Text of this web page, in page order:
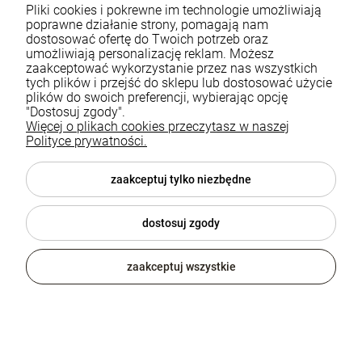
element wyposażenia sypialni
Stolik nocnyto nieodłączny element każdej
sypialni. Choć może wydawać się małym i
niepozornym meblem, jego rola w codziennym
życiu jest nie do przecenienia. Stolik nocny to
miejsce, gdzie możemy umieścić lampkę nocną,
budzik, książkę, telefon czy szklankę wody. Jest
to także idealne miejsce do przechowywanie
rzeczy, które chcemy mieć pod ręką, ale
niekoniecznie na widoku – tu z pomocą
przychodzą szuflady i półki w stolikach nocnych.
od ich designu oraz materiałów, z jakich są
Pliki cookies i pokrewne im technologie umożliwiają
poprawne działanie strony, pomagają nam
dostosować ofertę do Twoich potrzeb oraz
umożliwiają personalizację reklam. Możesz
zaakceptować wykorzystanie przez nas wszystkich
tych plików i przejść do sklepu lub dostosować użycie
plików do swoich preferencji, wybierając opcję
"Dostosuj zgody".
Więcej o plikach cookies przeczytasz w naszej
Polityce prywatności.
zaakceptuj tylko niezbędne
dostosuj zgody
zaakceptuj wszystkie